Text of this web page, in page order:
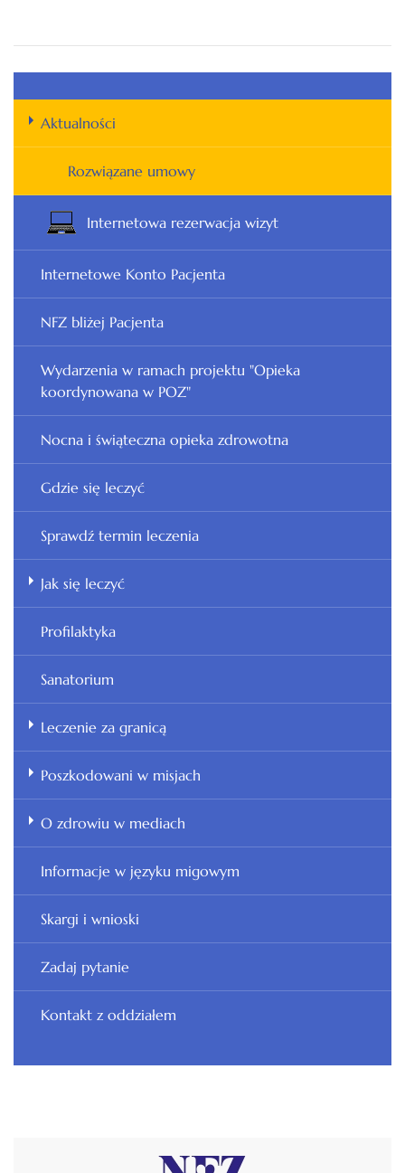
Aktualności
Rozwiązane umowy
Internetowa rezerwacja wizyt
Internetowe Konto Pacjenta
NFZ bliżej Pacjenta
Wydarzenia w ramach projektu "Opieka
koordynowana w POZ"
Nocna i świąteczna opieka zdrowotna
Gdzie się leczyć
Sprawdź termin leczenia
Jak się leczyć
Profilaktyka
Sanatorium
Leczenie za granicą
Poszkodowani w misjach
O zdrowiu w mediach
Informacje w języku migowym
Skargi i wnioski
Zadaj pytanie
Kontakt z oddziałem